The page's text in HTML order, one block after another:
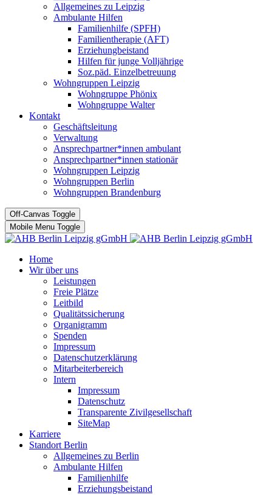
Allgemeines zu Leipzig
Ambulante Hilfen
Familienhilfe (SPFH)
Familientherapie (AFT)
Erziehungbeistand
Hilfen für junge Volljährige
Soz.päd. Einzelbetreuung
Wohngruppen Leipzig
Wohngruppe Phönix
Wohngruppe Walter
Kontakt
Geschäftsleitung
Verwaltung
Ansprechpartner*innen ambulant
Ansprechpartner*innen stationär
Wohngruppen Leipzig
Wohngruppen Berlin
Wohngruppen Brandenburg
Off-Canvas Toggle
Mobile Menu Toggle
Home
Wir über uns
Leistungen
Freie Plätze
Leitbild
Qualitätssicherung
Organigramm
Spenden
Impressum
Datenschutzerklärung
Mitarbeiterbereich
Intern
Impressum
Datenschutz
Transparente Zivilgesellschaft
SiteMap
Karriere
Standort Berlin
Allgemeines zu Berlin
Ambulante Hilfen
Familienhilfe
Erziehungsbeistand